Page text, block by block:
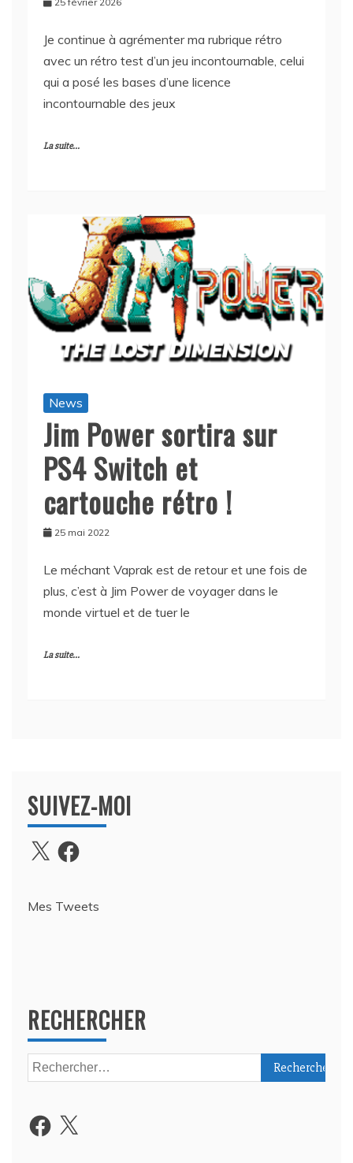
Je continue à agrémenter ma rubrique rétro
avec un rétro test d’un jeu incontournable, celui
qui a posé les bases d’une licence
incontournable des jeux
La suite...
News
Jim Power sortira sur
PS4 Switch et
cartouche rétro !
25 mai 2022
Le méchant Vaprak est de retour et une fois de
plus, c’est à Jim Power de voyager dans le
monde virtuel et de tuer le
La suite...
SUIVEZ-MOI
X Facebook
Mes Tweets
RECHERCHER
Rechercher :
Facebook
X